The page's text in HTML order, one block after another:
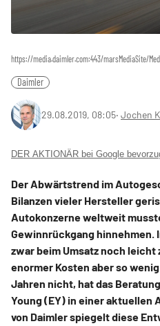
https://media.daimler.com:443/marsMediaSite/
Daimler
29.08.2019, 08:05‧ Jochen
DER AKTIONÄR bei Google
Der Abwärtstrend im
Bilanzen vieler Hersteller
Autokonzerne weltweit
Gewinnrückgang hinnehmen.
zwar beim Umsatz noch
enormer Kosten aber so
Jahren nicht, hat das
Young (EY) in einer aktuellen
von Daimler spiegelt diese